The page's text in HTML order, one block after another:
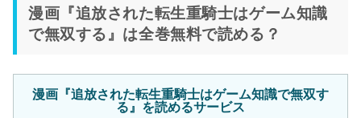
漫画『追放された転生重騎士はゲーム知識
で無双する』は全巻無料で読める？
漫画『追放された転生重騎士はゲーム知識で無双す
る』を読めるサービス